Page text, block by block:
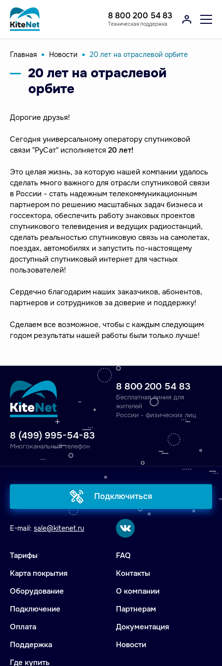
8 800 200 54 83
Техническая поддержка
Главная Новости 20 лет на отраслевой орбите
20 лет на отраслевой
орбите
Дорогие друзья!
Сегодня универсальному оператору спутниковой
связи "РуСат" исполняется 20 лет!
Это целая жизнь, за которую нашей компании удалось
сделать много важного для отрасли спутниковой связи
в России - стать надежным телекоммуникационным
партнером по решению масштабных задач бизнеса и
госсектора, обеспечить работу знаковых проектов
спутникового телевидения и ведущих радиостанций,
сделать реальностью спутниковую связь на самолетах,
поездах, автомобилях и запустить по-настоящему
доступный спутниковый интернет для частных
пользователей!
Сердечно благодарим наших заказчиков, абонентов,
партнеров и сотрудников за доверие и поддержку!
Сделаем все возможное, чтобы с каждым следующим
годом результаты нашей работы были только лучше!
8 800 200 54 83
Бесплатная линия для
жителей
России - физических лиц
8 (499) 995-54-83
Многоканальный телефон
Подключиться
E-mail: sale@kitenet.ru
Тарифы
Карта покрытия
Оборудование
Подключение
Оплата
Поддержка
Где купить
FAQ
Контакты
О компании
Партнерам
Документация
Новости